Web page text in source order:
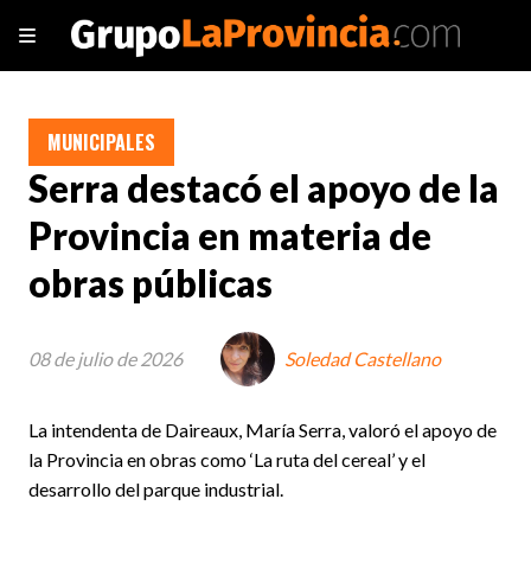
Serra destacó el apoyo de la
Provincia en materia de
obras públicas
La intendenta de Daireaux, María Serra, valoró el apoyo de
la Provincia en obras como ‘La ruta del cereal’ y el
desarrollo del parque industrial.
MUNICIPALES
08 de julio de 2026 Soledad Castellano